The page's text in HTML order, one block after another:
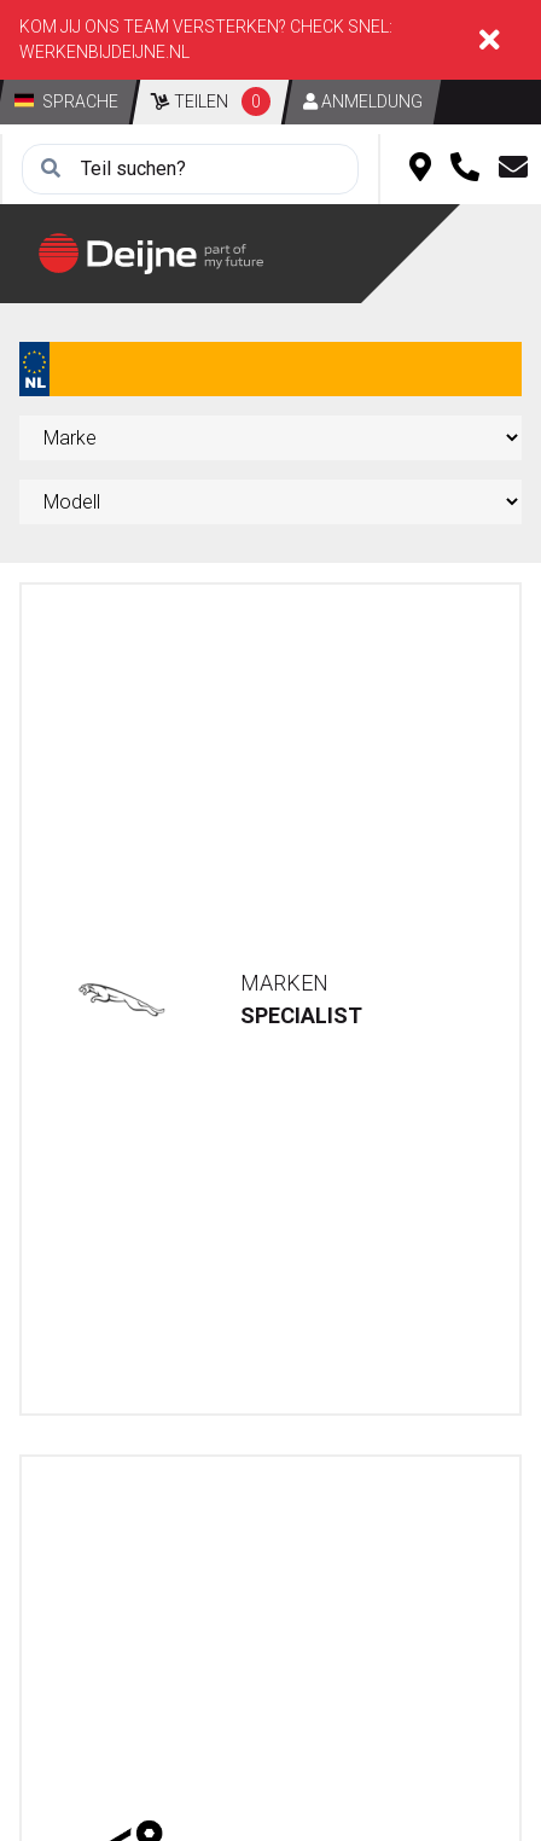
KOM JIJ ONS TEAM VERSTERKEN? CHECK SNEL:
WERKENBIJDEIJNE.NL
SPRACHE TEILEN 0 ANMELDUNG
MARKEN
SPECIALIST